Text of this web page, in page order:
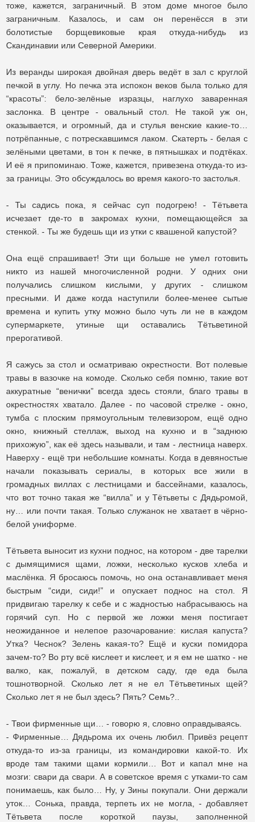
тоже, кажется, заграничный. В этом доме многое было
заграничным. Казалось, и сам он перенёсся в эти
болотистые борщевиковые края откуда-нибудь из
Скандинавии или Северной Америки.
Из веранды широкая двойная дверь ведёт в зал с круглой
печкой в углу. Но печка эта испокон веков была только для
“красоты”: бело-зелёные изразцы, наглухо заваренная
заслонка. В центре - овальный стол. Не такой уж он,
оказывается, и огромный, да и стулья венские какие-то…
потрёпанные, с потрескавшимся лаком. Скатерть - белая с
зелёными цветами, в тон к печке, в пятнышках и подтёках.
И её я припоминаю. Тоже, кажется, привезена откуда-то из-
за границы. Это обсуждалось во время какого-то застолья.
- Ты садись пока, я сейчас суп подогрею! - Тётьвета
исчезает где-то в закромах кухни, помещающейся за
стенкой. - Ты же будешь щи из утки с квашеной капустой?
Она ещё спрашивает! Эти щи больше не умел готовить
никто из нашей многочисленной родни. У одних они
получались слишком кислыми, у других - слишком
пресными. И даже когда наступили более-менее сытые
времена и купить утку можно было чуть ли не в каждом
супермаркете, утиные щи оставались Тётьветиной
прерогативой.
Я сажусь за стол и осматриваю окрестности. Вот полевые
травы в вазочке на комоде. Сколько себя помню, такие вот
аккуратные “венички” всегда здесь стояли, благо травы в
окрестностях хватало. Далее - по часовой стрелке - окно,
тумба с плоским прямоугольным телевизором, ещё одно
окно, книжный стеллаж, выход на кухню и в “заднюю
прихожую”, как её здесь называли, и там - лестница наверх.
Наверху - ещё три небольшие комнаты. Когда в девяностые
начали показывать сериалы, в которых все жили в
громадных виллах с лестницами и бассейнами, казалось,
что вот точно такая же “вилла” и у Тётьветы с Дядьромой,
ну… или почти такая. Только служанок не хватает в чёрно-
белой униформе.
Тётьвета выносит из кухни поднос, на котором - две тарелки
с дымящимися щами, ложки, несколько кусков хлеба и
маслёнка. Я бросаюсь помочь, но она останавливает меня
быстрым “сиди, сиди!” и опускает поднос на стол. Я
придвигаю тарелку к себе и с жадностью набрасываюсь на
горячий суп. Но с первой же ложки меня постигает
неожиданное и нелепое разочарование: кислая капуста?
Утка? Чеснок? Зелень какая-то? Ещё и куски помидора
зачем-то? Во рту всё кислеет и кислеет, и я ем не шатко - не
валко, как, пожалуй, в детском саду, где еда была
тошнотворной. Сколько лет я не ел Тётьветиных щей?
Сколько лет я не был здесь? Пять? Семь?..
- Твои фирменные щи… - говорю я, словно оправдываясь.
- Фирменные… Дядьрома их очень любил. Привёз рецепт
откуда-то из-за границы, из командировки какой-то. Их
вроде там такими щами кормили… Вот и капал мне на
мозги: свари да свари. А в советское время с утками-то сам
понимаешь, как было… Ну, у Зины покупали. Они держали
уток… Сонька, правда, терпеть их не могла, - добавляет
Тётьвета после короткой паузы, заполненной